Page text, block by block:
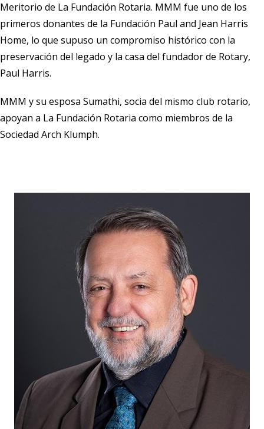
Meritorio de La Fundación Rotaria. MMM fue uno de los
primeros donantes de la Fundación Paul and Jean Harris
Home, lo que supuso un compromiso histórico con la
preservación del legado y la casa del fundador de Rotary,
Paul Harris.
MMM y su esposa Sumathi, socia del mismo club rotario,
apoyan a La Fundación Rotaria como miembros de la
Sociedad Arch Klumph.